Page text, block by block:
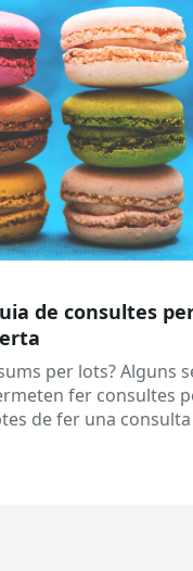
de consultes
per lots? Alguns
fer consultes
de fer una